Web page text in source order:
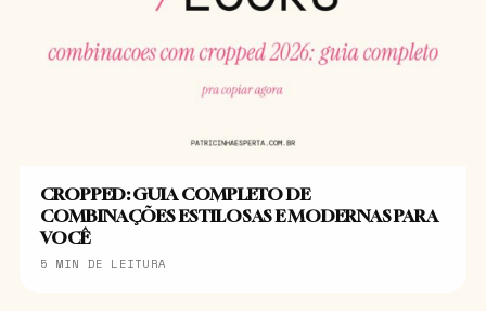
CROPPED: GUIA COMPLETO DE
COMBINAÇÕES ESTILOSAS E MODERNAS PARA
VOCÊ
5 MIN DE LEITURA